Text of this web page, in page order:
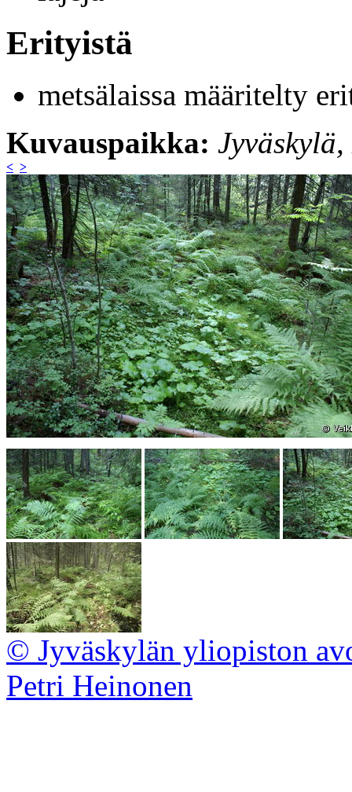
Erityistä
metsälaissa määritelty
Kuvauspaikka:
< >
© Jyväskylän yliopiston
Petri Heinonen